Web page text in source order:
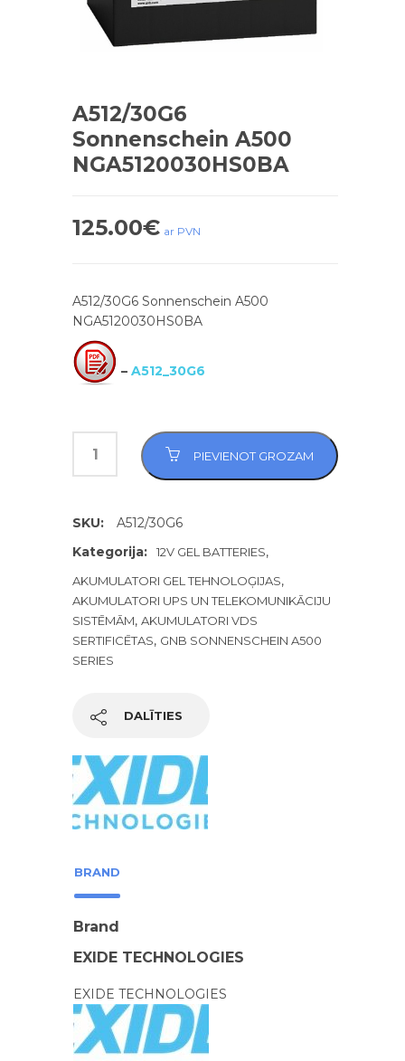
A512/30G6
Sonnenschein A500
NGA5120030HS0BA
125.00€ ar PVN
A512/30G6 Sonnenschein A500
NGA5120030HS0BA
– A512_30G6
PIEVIENOT GROZAM
SKU:
A512/30G6
Kategorija:
12V GEL BATTERIES,
AKUMULATORI GEL TEHNOLOĢIJAS,
AKUMULATORI UPS UN TELEKOMUNIKĀCIJU
SISTĒMĀM, AKUMULATORI VDS
SERTIFICĒTAS, GNB SONNENSCHEIN A500
SERIES
DALĪTIES
BRAND
Brand
EXIDE TECHNOLOGIES
EXIDE TECHNOLOGIES